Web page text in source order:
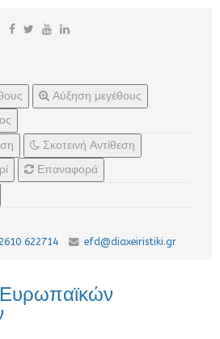
Αύξηση μεγέθους
Σκοτεινή Αντίθεση
Επαναφορά
2610 622714 efd@diaxeiristiki.gr